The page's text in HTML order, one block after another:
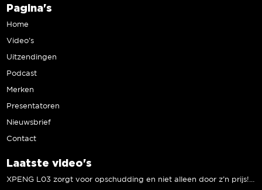
Pagina's
Home
Video’s
Uitzendingen
Podcast
Merken
Presentatoren
Nieuwsbrief
Contact
Laatste video's
XPENG L03 zorgt voor opschudding en niet alleen door z’n prijs! | Jeroen Mul